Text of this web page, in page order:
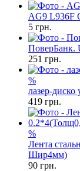
AG9 L936F
5 грн.
ПоверБанк.
251 грн.
%
лазер-
419 грн.
%
Лента
Шир4мм)
90 грн.